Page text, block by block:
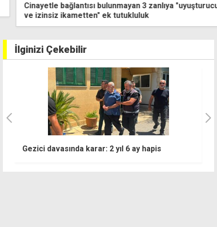
Cinayetle bağlantısı bulunmayan 3 zanlıya "uyuşturucu
ve izinsiz ikametten" ek tutukluluk
İlginizi Çekebilir
Gezici davasında karar: 2 yıl 6 ay hapis